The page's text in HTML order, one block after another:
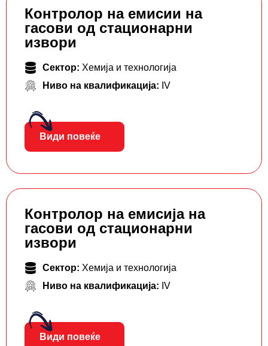
Контролор на емисии на
гасови од стационарни
извори
Сектор: Хемија и технологија
Ниво на квалификација: IV
Види повеќе
Контролор на емисија на
гасови од стационарни
извори
Сектор: Хемија и технологија
Ниво на квалификација: IV
Види повеќе